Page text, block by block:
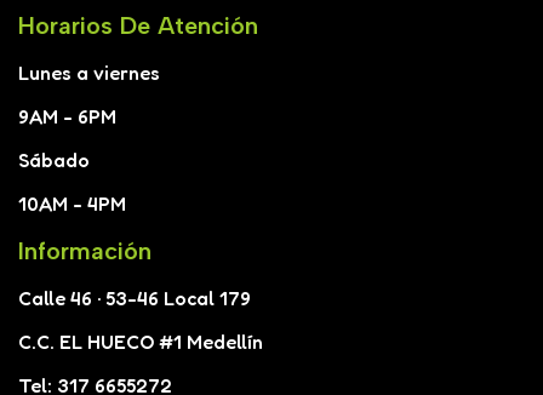
Horarios De Atención
Lunes a viernes
9AM - 6PM
Sábado
10AM - 4PM
Información
Calle 46 · 53-46 Local 179
C.C. EL HUECO #1 Medellín
Tel: 317 6655272